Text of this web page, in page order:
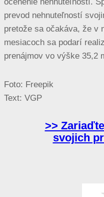
prevod nehnuteľností
pretože sa očakáva, že v
mesiacoch sa podarí
prenájmov vo výške 35,2
Foto: Freepik
Text: VGP
>>
svojich